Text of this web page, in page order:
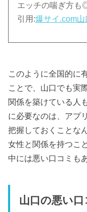
エッチの喘ぎ方
引用:爆サイ.com山
このように全国的に
ことで、山口でも実
関係を築けている人
に必要なのは、アプ
把握しておくことな
女性と関係を持つこ
中には悪い口コミも
山口の悪い口